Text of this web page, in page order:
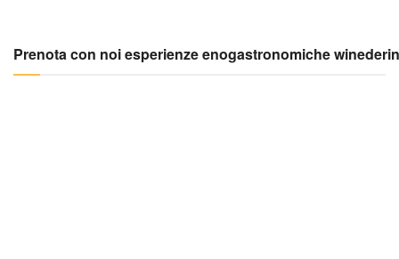
Prenota con noi esperienze enogastronomiche